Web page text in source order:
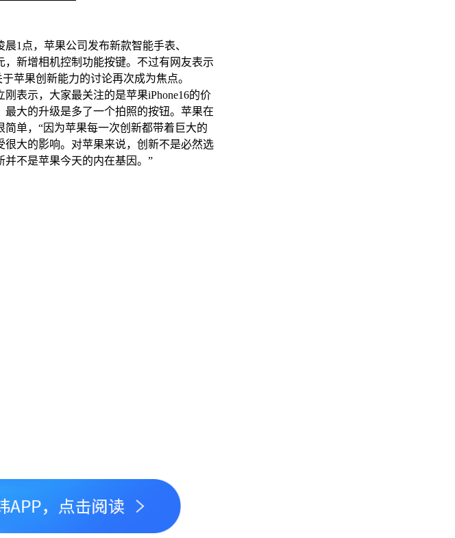
点，苹果公司发布新款智能手表、
，新增相机控制功能按键。不过有网友表示
苹果创新能力的讨论再次成为焦点。
示，大家最关注的是苹果iPhone16的价
大的升级是多了一个拍照的按钮。苹果在
单，“因为苹果每一次创新都带着巨大的
大的影响。对苹果来说，创新不是必然选
不是苹果今天的内在基因。”